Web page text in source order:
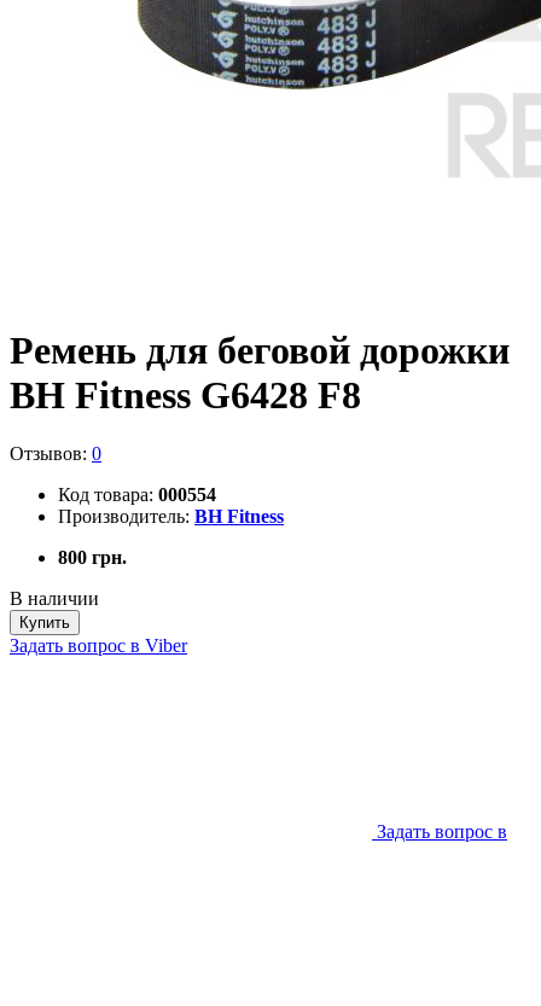
Ремень для беговой дорожки
BH Fitness G6428 F8
Отзывов: 0
Код товара: 000554
Производитель: BH Fitness
800 грн.
В наличии
Купить
Задать вопрос в Viber
Задать вопрос в